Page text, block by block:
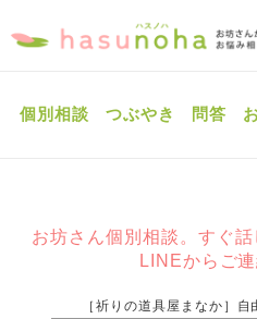
個別相談 つぶやき 問答
お坊さん個別相談。すぐ
LINEからご
［祈りの道具屋まなか］